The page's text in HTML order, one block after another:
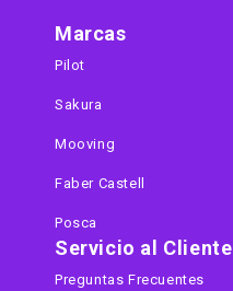
Marcas
Pilot
Sakura
Mooving
Faber Castell
Posca
Servicio al Cliente
Preguntas Frecuentes